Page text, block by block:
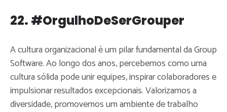
22. #OrgulhoDeSerGrouper
A cultura organizacional é um pilar fundamental da Group
Software. Ao longo dos anos, percebemos como uma
cultura sólida pode unir equipes, inspirar colaboradores e
impulsionar resultados excepcionais. Valorizamos a
diversidade, promovemos um ambiente de trabalho